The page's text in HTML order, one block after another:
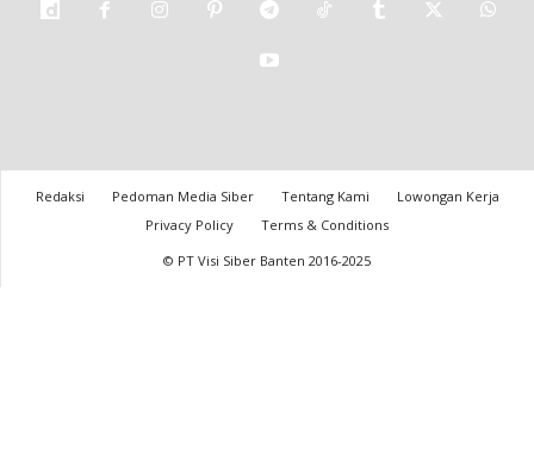
Redaksi Pedoman Media Siber Tentang Kami
Lowongan Kerja
Privacy Policy
Terms & Conditions
© PT Visi Siber Banten 2016-2025